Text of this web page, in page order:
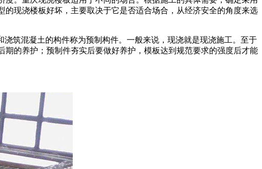
现浇楼板好坏，主要取决于它是否适合场合，从经济安全的角度来选
筑混凝土的构件称为预制构件。一般来说，现浇就是现浇施工。至于
的养护；预制件夯实后要做好养护，模板达到规范要求的强度后才能